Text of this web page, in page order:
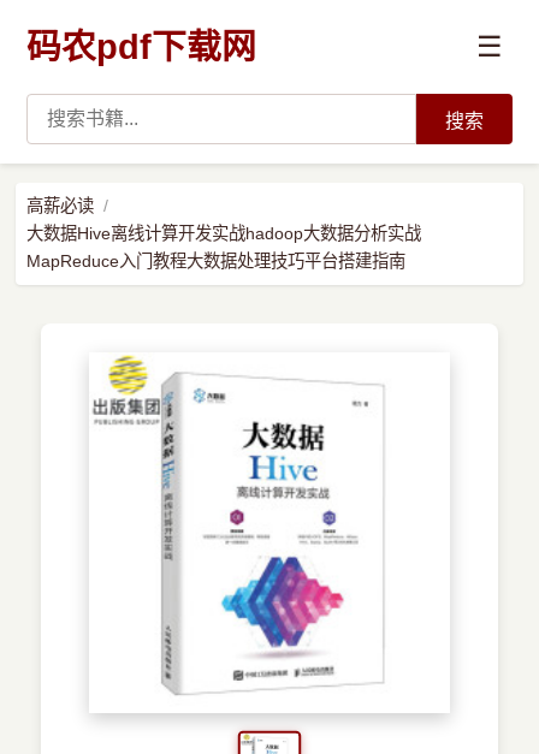
码农pdf下载网 ☰
数据科学与人工智能
搜索
高薪必读
大数据Hive离线计算开发实战hadoop大数据分析实战
MapReduce入门教程大数据处理技巧平台搭建指南